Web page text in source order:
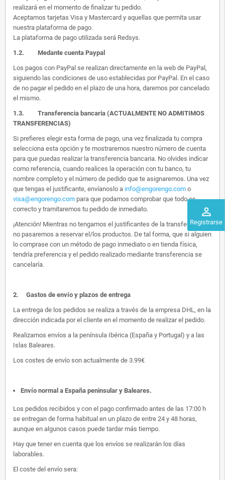
perm_identity
Registrarse
realizará en el momento de finalizar tu pedido.
Aceptamos tarjetas Visa y Mastercard y aquellas que permita usar
nuestra plataforma de pago.
La plataforma de pago utilizada será Redsys.
1.2. Medante cuenta Paypal
Los pagos con PayPal se realizan directamente en la web de PayPal,
siguiendo las condiciones de uso establecidas por PayPal. En el caso
de no pagar el pedido en el plazo de una hora, daremos por cancelado
el mismo.
1.3. Transferencia bancaria (ACTUALMENTE NO ADMITIMOS
TRANSFERENCIAS)
Si prefieres elegir esta forma de pago, una vez finalizada tu compra
selecciona esta opción y te mostraremos nuestro número de cuenta
para que puedas realizar la transferencia bancaria. No olvides indicar
como referencia, cuando realices la operación con tu banco, tu
nombre completo y el número de pedido que te asignaremos. Una vez
que tengas el justificante, envíanoslo a info@engorengo.com o
visa@engorengo.com para que podamos comprobar que todo es
correcto y tramitaremos tu pedido de inmediato.
¡Atención! Mientras no tengamos el justificantes de la transferencia,
no pasaremos a reservar el/los productos. De tal forma, que si alguien
lo comprase con un método de pago inmediato o en tienda física,
tendría preferencia y el pedido realizado mediante transferencia se
cancelaría.
2. Gastos de envío y plazos de entrega
La entrega de los pedidos se realiza a través de la empresa DHL, en la
dirección indicada por el cliente en el momento de realizar el pedido.
Realizamos envíos a la península Ibérica (España y Portugal) y a las
Islas Baleares.
Los costes de envío son actualmente de 3.99€
Envío normal a España peninsular y Baleares.
Los pedidos recibidos y con el pago confirmado antes de las 17:00 h
se entregan de forma habitual en un plazo de entre 24 y 48 horas,
aunque en algunos casos puede tardar más tiempo.
Hay que tener en cuenta que los envíos se realizarán los días
laborables.
El coste del envío sera: